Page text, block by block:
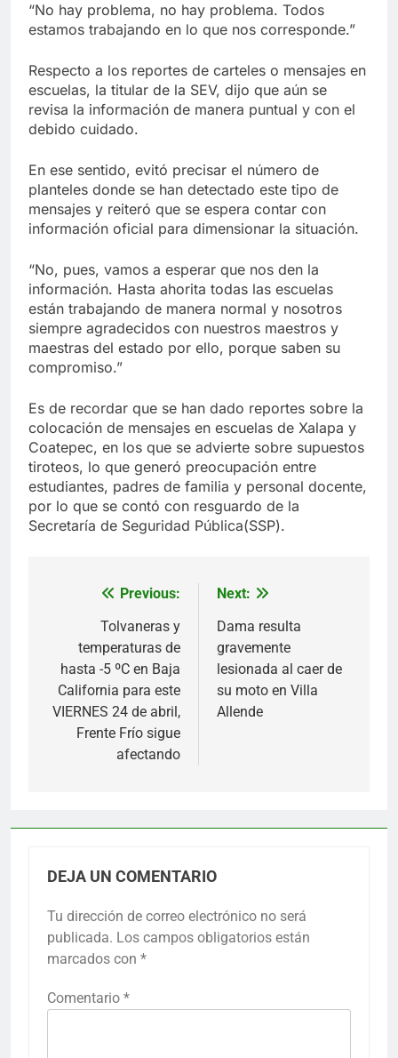
“No hay problema, no hay problema. Todos
estamos trabajando en lo que nos corresponde.”
Respecto a los reportes de carteles o mensajes en
escuelas, la titular de la SEV, dijo que aún se
revisa la información de manera puntual y con el
debido cuidado.
En ese sentido, evitó precisar el número de
planteles donde se han detectado este tipo de
mensajes y reiteró que se espera contar con
información oficial para dimensionar la situación.
“No, pues, vamos a esperar que nos den la
información. Hasta ahorita todas las escuelas
están trabajando de manera normal y nosotros
siempre agradecidos con nuestros maestros y
maestras del estado por ello, porque saben su
compromiso.”
Es de recordar que se han dado reportes sobre la
colocación de mensajes en escuelas de Xalapa y
Coatepec, en los que se advierte sobre supuestos
tiroteos, lo que generó preocupación entre
estudiantes, padres de familia y personal docente,
por lo que se contó con resguardo de la
Secretaría de Seguridad Pública(SSP).
Navegación
entradas
Previous:
Tolvaneras y
temperaturas de
hasta -5 ºC en Baja
California para este
VIERNES 24 de abril,
Frente Frío sigue
afectando
Next:
Dama resulta
gravemente
lesionada al caer de
su moto en Villa
Allende
DEJA UN COMENTARIO
Tu dirección de correo electrónico no será
publicada. Los campos obligatorios están
marcados con *
Comentario *